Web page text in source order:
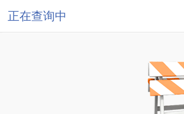
正在查询中